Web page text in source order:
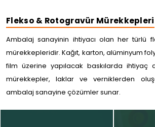
Flekso & Rotogravür Mürekkepleri
Ambalaj sanayinin ihtiyacı olan her türlü
mürekkepleridir. Kağıt, karton, alüminyum
film üzerine yapılacak baskılarda ihtiyaç
mürekkepler, laklar ve verniklerden
ambalaj sanayine çözümler sunar.